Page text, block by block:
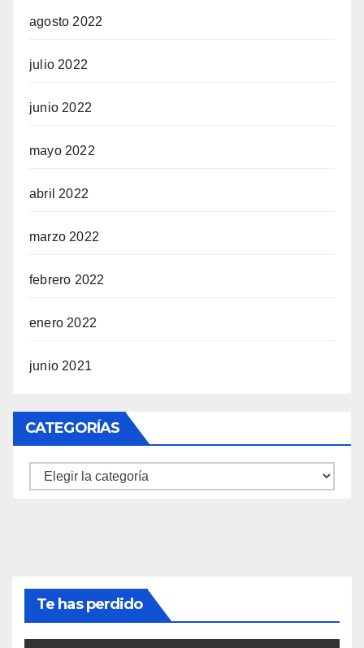
agosto 2022
julio 2022
junio 2022
mayo 2022
abril 2022
marzo 2022
febrero 2022
enero 2022
junio 2021
CATEGORÍAS
Categorías
Te has perdido